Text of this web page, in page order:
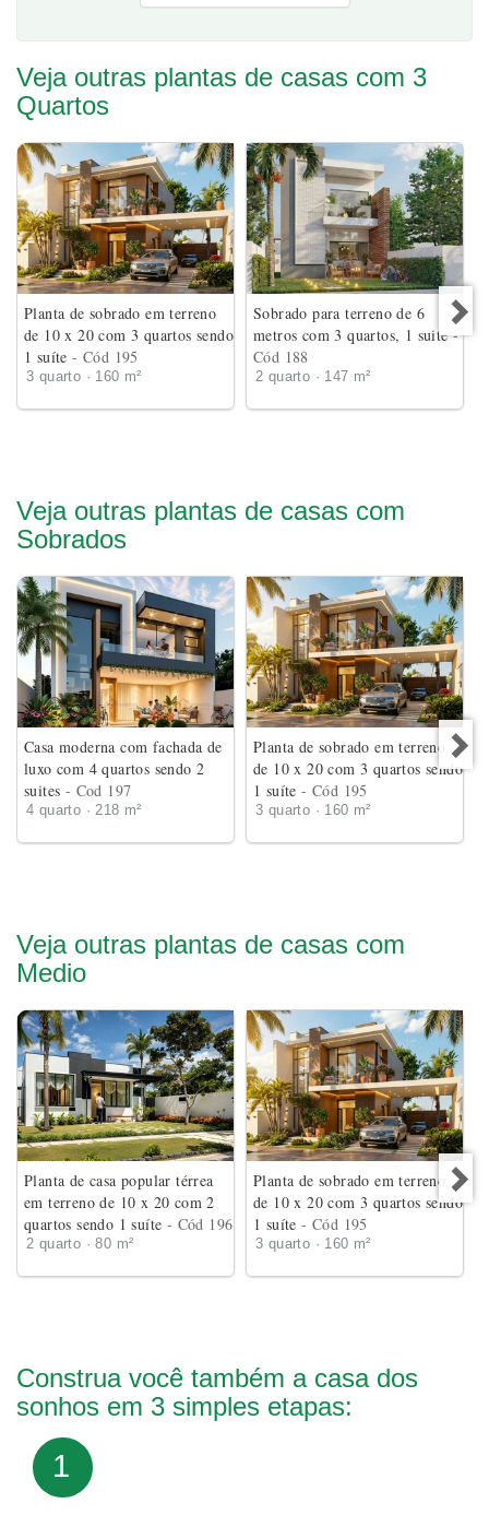
Veja outras plantas de casas com 3
Quartos
Planta de sobrado em terreno
de 10 x 20 com 3 quartos sendo
1 suíte- Cód 195
3 quarto · 160 m²
Sobrado para terreno de 6
metros com 3 quartos, 1 suite-
Cód 188
2 quarto · 147 m²
Veja outras plantas de casas com
Sobrados
Casa moderna com fachada de
luxo com 4 quartos sendo 2
suites - Cod 197
4 quarto · 218 m²
Planta de sobrado em terreno
de 10 x 20 com 3 quartos sendo
1 suíte- Cód 195
3 quarto · 160 m²
Veja outras plantas de casas com
Medio
Planta de casa popular térrea
em terreno de 10 x 20 com 2
quartos sendo 1 suíte - Cód 196
2 quarto · 80 m²
Planta de sobrado em terreno
de 10 x 20 com 3 quartos sendo
1 suíte- Cód 195
3 quarto · 160 m²
Construa você também a casa dos
sonhos em 3 simples etapas:
1